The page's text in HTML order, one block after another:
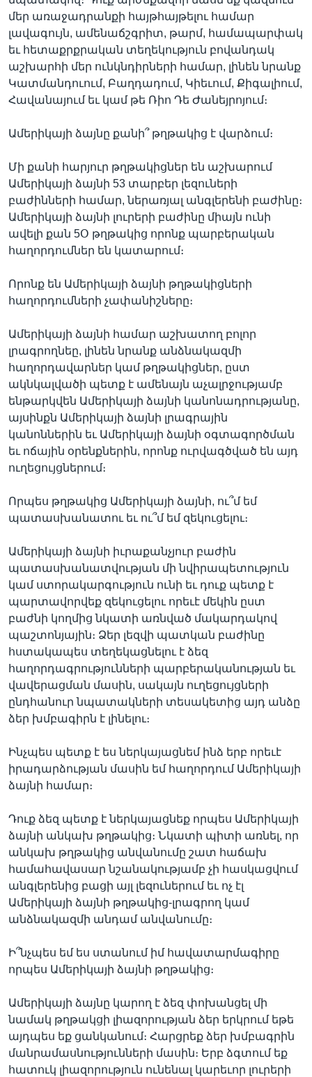
մեր առաջադրանքի հայթհայթելու համար
լավագույն, ամենաճշգրիտ, թարմ, համապարփակ
եւ հետաքրքրական տեղեկություն բովանդակ
աշխարհի մեր ունկնդիրների համար, լինեն նրանք
Կատմանդուում, Բաղդադում, Կիեւում, Քիգալիում,
Հավանայում եւ կամ թե Ռիո Դե Ժանեյրոյում։
Ամերիկայի ձայնը քանի՞ թղթակից է վարձում։
Մի քանի հարյուր թղթակիցներ են աշխարում
Ամերիկայի ձայնի 53 տարբեր լեզուների
բաժինների համար, ներառյալ անգլերենի բաժինը։
Ամերիկայի ձայնի լուրերի բաժինը միայն ունի
ավելի քան 5Օ թղթակից որոնք պարբերական
հաղորդումներ են կատարում։
Որոնք են Ամերիկայի ձայնի թղթակիցների
հաղորդումների չափանիշները։
Ամերիկայի ձայնի համար աշխատող բոլոր
լրագրողնեը, լինեն նրանք անձնակազմի
հաղորդավարներ կամ թղթակիցներ, ըստ
ակնկալվածի պետք է ամենայն աչալրջությամբ
ենթարկվեն Ամերիկայի ձայնի կանոնադրությանը,
այսինքն Ամերիկայի ձայնի լրագրային
կանոններին եւ Ամերիկայի ձայնի օգտագործման
եւ ոճային օրենքներին, որոնք ուրվագծված են այդ
ուղեցույցներում։
Որպես թղթակից Ամերիկայի ձայնի, ու՞մ եմ
պատասխանատու եւ ու՞մ եմ զեկուցելու։
Ամերիկայի ձայնի իւրաքանչյուր բաժին
պատասխանատվության մի նվիրապետություն
կամ ստորակարգություն ունի եւ դուք պետք է
պարտավորվեք զեկուցելու որեւէ մեկին ըստ
բաժնի կողմից նկատի առնված մակարդակով
պաշտոնյային։ Ձեր լեզվի պատկան բաժինը
հստակապես տեղեկացնելու է ձեզ
հաղորդագրությունների պարբերականության եւ
վավերացման մասին, սակայն ուղեցույցների
ընդհանուր նպատակների տեսակետից այդ անձը
ձեր խմբագիրն է լինելու։
Ինչպես պետք է ես ներկայացնեմ ինձ երբ որեւէ
իրադարձության մասին եմ հաղորդում Ամերիկայի
ձայնի համար։
Դուք ձեզ պետք է ներկայացնեք որպես Ամերիկայի
ձայնի անկախ թղթակից։ Նկատի պիտի առնել, որ
անկախ թղթակից անվանումը շատ հաճախ
համահավասար նշանակությամբ չի հասկացվում
անգլերենից բացի այլ լեզուներում եւ ոչ էլ
Ամերիկայի ձայնի թղթակից-լրագրող կամ
անձնակազմի անդամ անվանումը։
Ի՞նչպես եմ ես ստանում իմ հավատարմագիրը
որպես Ամերիկայի ձայնի թղթակից։
Ամերիկայի ձայնը կարող է ձեզ փոխանցել մի
նամակ թղթակցի լիազորության ձեր երկրում եթե
այդպես եք ցանկանում։ Հարցրեք ձեր խմբագրին
մանրամասնությունների մասին։ Երբ ձգտում եք
հատուկ լիազորություն ունենալ կարեւոր լուրերի